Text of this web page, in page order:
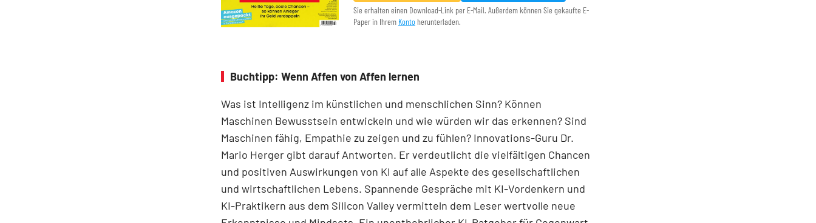
Sie erhalten einen Download-Link per E-Mail. Außerdem können Sie gekaufte E-
Paper in Ihrem Konto herunterladen.
Buchtipp: Wenn Affen von Affen lernen
Was ist Intelligenz im künstlichen und menschlichen Sinn? Können
Maschinen Bewusstsein entwickeln und wie würden wir das erkennen? Sind
Maschinen fähig, Empathie zu zeigen und zu fühlen? Innovations-Guru Dr.
Mario Herger gibt darauf Antworten. Er verdeutlicht die viel­fältigen Chancen
und positiven Auswirkungen von KI auf alle Aspekte des gesellschaftlichen
und wirtschaftlichen Lebens. Spannende Gespräche mit KI-Vordenkern und
KI-Praktikern aus dem Silicon Valley vermitteln dem Leser wertvolle neue